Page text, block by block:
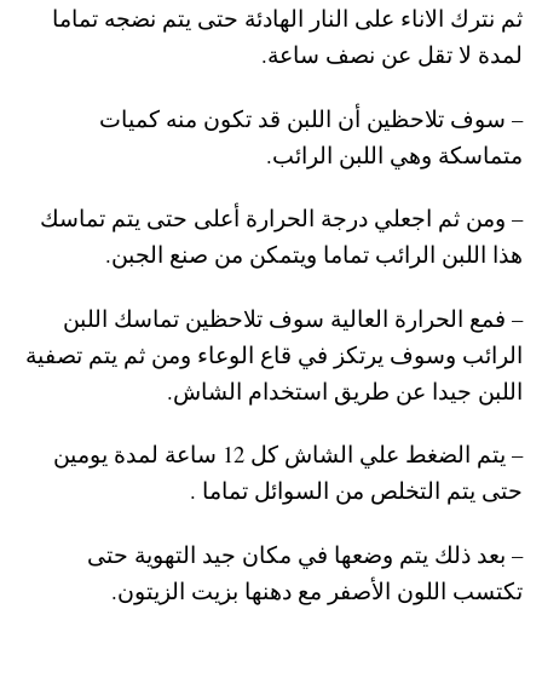
ثم نترك الاناء على النار الهادئة حتى يتم نضجه تماما
لمدة لا تقل عن نصف ساعة.
– سوف تلاحظين أن اللبن قد تكون منه كميات
متماسكة وهي اللبن الرائب.
– ومن ثم اجعلي درجة الحرارة أعلى حتى يتم تماسك
هذا اللبن الرائب تماما ويتمكن من صنع الجبن.
– فمع الحرارة العالية سوف تلاحظين تماسك اللبن
الرائب وسوف يرتكز في قاع الوعاء ومن ثم يتم تصفية
اللبن جيدا عن طريق استخدام الشاش.
– يتم الضغط علي الشاش كل 12 ساعة لمدة يومين
حتى يتم التخلص من السوائل تماما .
– بعد ذلك يتم وضعها في مكان جيد التهوية حتى
تكتسب اللون الأصفر مع دهنها بزيت الزيتون.